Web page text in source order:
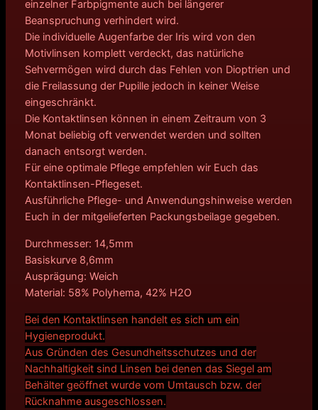
einzelner Farbpigmente auch bei längerer
Beanspruchung verhindert wird.
Die individuelle Augenfarbe der Iris wird von den
Motivlinsen komplett verdeckt, das natürliche
Sehvermögen wird durch das Fehlen von Dioptrien und
die Freilassung der Pupille jedoch in keiner Weise
eingeschränkt.
Die Kontaktlinsen können in einem Zeitraum von 3
Monat beliebig oft verwendet werden und sollten
danach entsorgt werden.
Für eine optimale Pflege empfehlen wir Euch das
Kontaktlinsen-Pflegeset.
Ausführliche Pflege- und Anwendungshinweise werden
Euch in der mitgelieferten Packungsbeilage gegeben.
Durchmesser: 14,5mm
Basiskurve 8,6mm
Ausprägung: Weich
Material: 58% Polyhema, 42% H2O
Bei den Kontaktlinsen handelt es sich um ein
Hygieneprodukt.
Aus Gründen des Gesundheitsschutzes und der
Nachhaltigkeit sind Linsen bei denen das Siegel am
Behälter geöffnet wurde vom Umtausch bzw. der
Rücknahme ausgeschlossen.